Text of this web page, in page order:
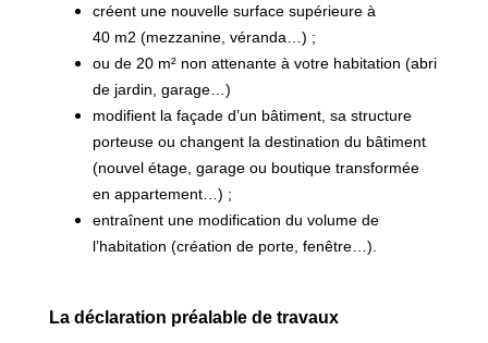
créent une nouvelle surface supérieure à
40 m2 (mezzanine, véranda…) ;
ou de 20 m² non attenante à votre habitation (abri
de jardin, garage…)
modifient la façade d’un bâtiment, sa structure
porteuse ou changent la destination du bâtiment
(nouvel étage, garage ou boutique transformée
en appartement…) ;
entraînent une modification du volume de
l’habitation (création de porte, fenêtre…).
La déclaration préalable de travaux